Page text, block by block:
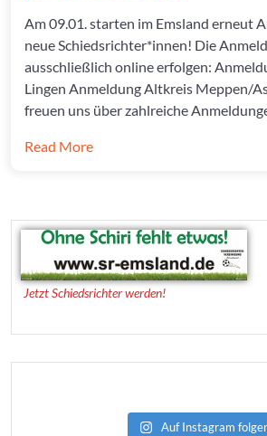
Am 09.01. starten im Emsland erneut
neue Schiedsrichter*innen! Die
ausschließlich online erfolgen:
Lingen Anmeldung Altkreis Meppen/
freuen uns über zahlreiche
Read More
Jetzt Schiedsrichter werden!
Auf Instagram